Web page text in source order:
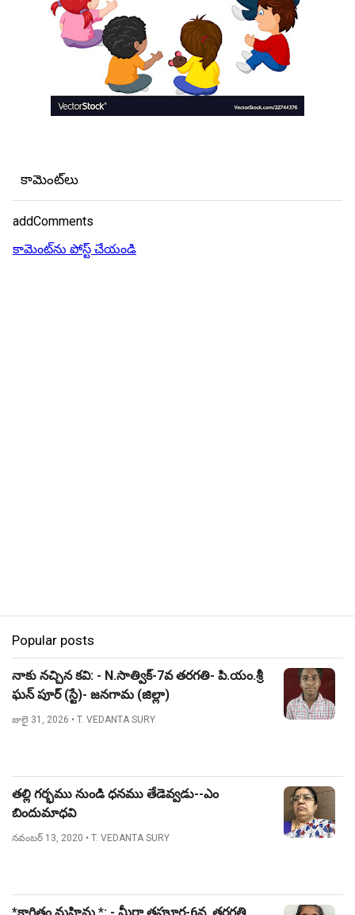
కామెంట్‌లు
addComments
కామెంట్‌ను పోస్ట్ చేయండి
Popular posts
నాకు నచ్చిన కవి: - N.సాత్విక్-7వ తరగతి- పి.యం.శ్రీ
ఘన్ పూర్ (స్టే)- జనగామ (జిల్లా)
జులై 31, 2026 • T. VEDANTA SURY
తల్లి గర్భము నుండి ధనము తేడెవ్వడు--ఎం
బిందుమాధవి
నవంబర్ 13, 2020 • T. VEDANTA SURY